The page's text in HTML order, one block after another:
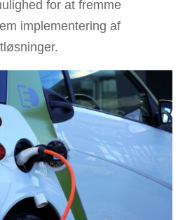
for at fremme
implementering af